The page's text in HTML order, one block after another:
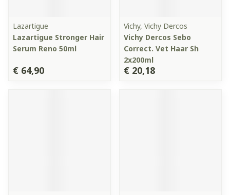
Lazartigue
Lazartigue Stronger Hair
Serum Reno 50ml
€ 64,90
Vichy, Vichy Dercos
Vichy Dercos Sebo
Correct. Vet Haar Sh
2x200ml
€ 20,18